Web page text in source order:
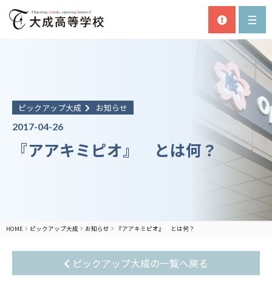
ピックアップ大成
お知らせ
2017-04-26
『アアキミピオ』 とは何？
HOME ピックアップ大成 お知らせ 『アアキミピオ』 とは何？
ピックアップ大成の一覧へ戻る